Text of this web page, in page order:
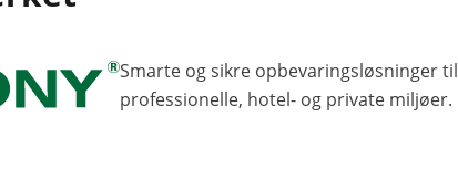
Smarte og sikre opbevaringsløsninger til
professionelle, hotel- og private miljøer.